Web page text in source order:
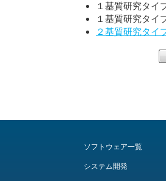
１基質研究タイ
１基質研究タイ
２基質研究タイ
ソフトウェア一覧
システム開発